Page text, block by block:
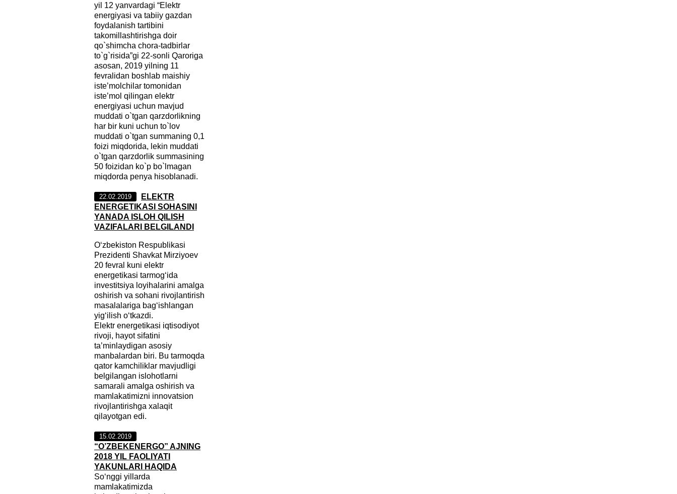
yil 12 yanvardagi “Elektr
energiyasi va tabiiy gazdan
foydalanish tartibini
takomillashtirishga doir
qo`shimcha chora-tadbirlar
to`g`risida”gi 22-sonli Qaroriga
asosan, 2019 yilning 11
fevralidan boshlab maishiy
iste’molchilar tomonidan
iste’mol qilingan elektr
energiyasi uchun mavjud
muddati o`tgan qarzdorlikning
har bir kuni uchun to`lov
muddati o`tgan summaning 0,1
foizi miqdorida, lekin muddati
o`tgan qarzdorlik summasining
50 foizidan ko`p bo`lmagan
miqdorda penya hisoblanadi.
22.02.2019
ELEKTR
ENERGETIKASI SOHASINI
YANADA ISLOH QILISH
VAZIFALARI BELGILANDI
O‘zbekiston Respublikasi
Prezidenti Shavkat Mirziyoev
20 fevral kuni elektr
energetikasi tarmog‘ida
investitsiya loyihalarini amalga
oshirish va sohani rivojlantirish
masalalariga bag‘ishlangan
yig‘ilish o‘tkazdi.
Elektr energetikasi iqtisodiyot
rivoji, hayot sifatini
ta’minlaydigan asosiy
manbalardan biri. Bu tarmoqda
qator kamchiliklar mavjudligi
belgilangan islohotlarni
samarali amalga oshirish va
mamlakatimizni innovatsion
rivojlantirishga xalaqit
qilayotgan edi.
15.02.2019
“O’ZBEKENERGO” AJNING
2018 YIL FAOLIYATI
YAKUNLARI HAQIDA
So‘nggi yillarda
mamlakatimizda